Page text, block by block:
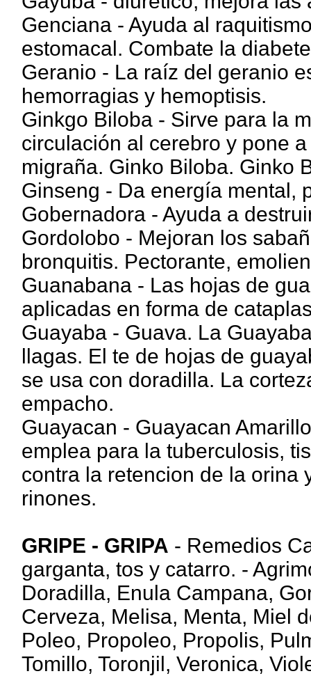
Genciana - Ayuda al
estomacal. Combate la
Geranio - La raíz del geranio
hemorragias y hemoptisis.
Ginkgo Biloba - Sirve para la
circulación al cerebro y pone
migraña. Ginko Biloba. Ginko
Ginseng - Da energía mental,
Gobernadora - Ayuda a
Gordolobo - Mejoran los
bronquitis. Pectorante,
Guanabana - Las hojas de
aplicadas en forma de
Guayaba - Guava. La
llagas. El te de hojas de
se usa con doradilla. La
empacho.
Guayacan - Guayacan
emplea para la tuberculosis,
contra la retencion de la orina
rinones.
GRIPE - GRIPA - Remedios
garganta, tos y catarro. -
Doradilla, Enula Campana,
Cerveza, Melisa, Menta, Miel
Poleo, Propoleo, Propolis,
Tomillo, Toronjil, Veronica,